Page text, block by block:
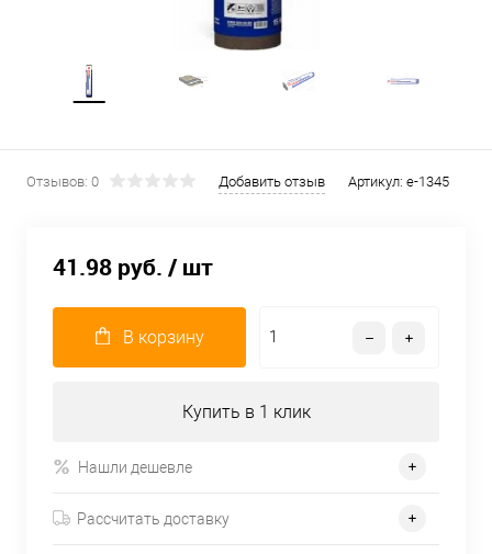
Отзывов: 0 Добавить отзыв Артикул: e-1345
41.98 руб. / шт
В корзину
Купить в 1 клик
Нашли дешевле
Рассчитать доставку